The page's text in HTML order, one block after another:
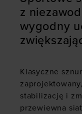
z
wygodny
Klasyczne
stabilizację i
przewiewna